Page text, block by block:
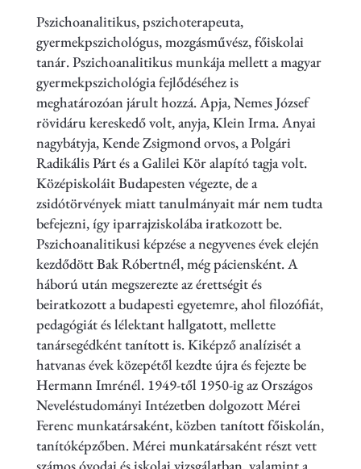
Pszichoanalitikus, pszichoterapeuta,
gyermekpszichológus, mozgásművész, főiskolai
tanár. Pszichoanalitikus munkája mellett a magyar
gyermekpszichológia fejlődéséhez is
meghatározóan járult hozzá. Apja, Nemes József
rövidáru kereskedő volt, anyja, Klein Irma. Anyai
nagybátyja, Kende Zsigmond orvos, a Polgári
Radikális Párt és a Galilei Kör alapító tagja volt.
Középiskoláit Budapesten végezte, de a
zsidótörvények miatt tanulmányait már nem tudta
befejezni, így iparrajziskolába iratkozott be.
Pszichoanalitikusi képzése a negyvenes évek elején
kezdődött Bak Róbertnél, még páciensként. A
háború után megszerezte az érettségit és
beiratkozott a budapesti egyetemre, ahol filozófiát,
pedagógiát és lélektant hallgatott, mellette
tanársegédként tanított is. Kiképző analízisét a
hatvanas évek közepétől kezdte újra és fejezte be
Hermann Imrénél. 1949-től 1950-ig az Országos
Neveléstudományi Intézetben dolgozott Mérei
Ferenc munkatársaként, közben tanított főiskolán,
tanítóképzőben. Mérei munkatársaként részt vett